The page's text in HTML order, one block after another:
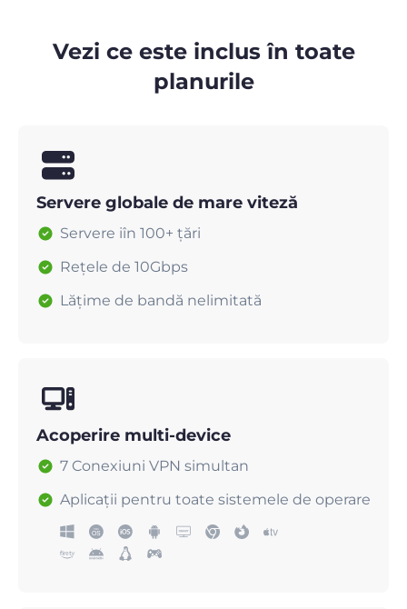
Vezi ce este inclus în toate
planurile
Servere globale de mare viteză
Servere iîn 100+ țări
Rețele de 10Gbps
Lățime de bandă nelimitată
Acoperire multi-device
7 Conexiuni VPN simultan
Aplicații pentru toate sistemele de operare